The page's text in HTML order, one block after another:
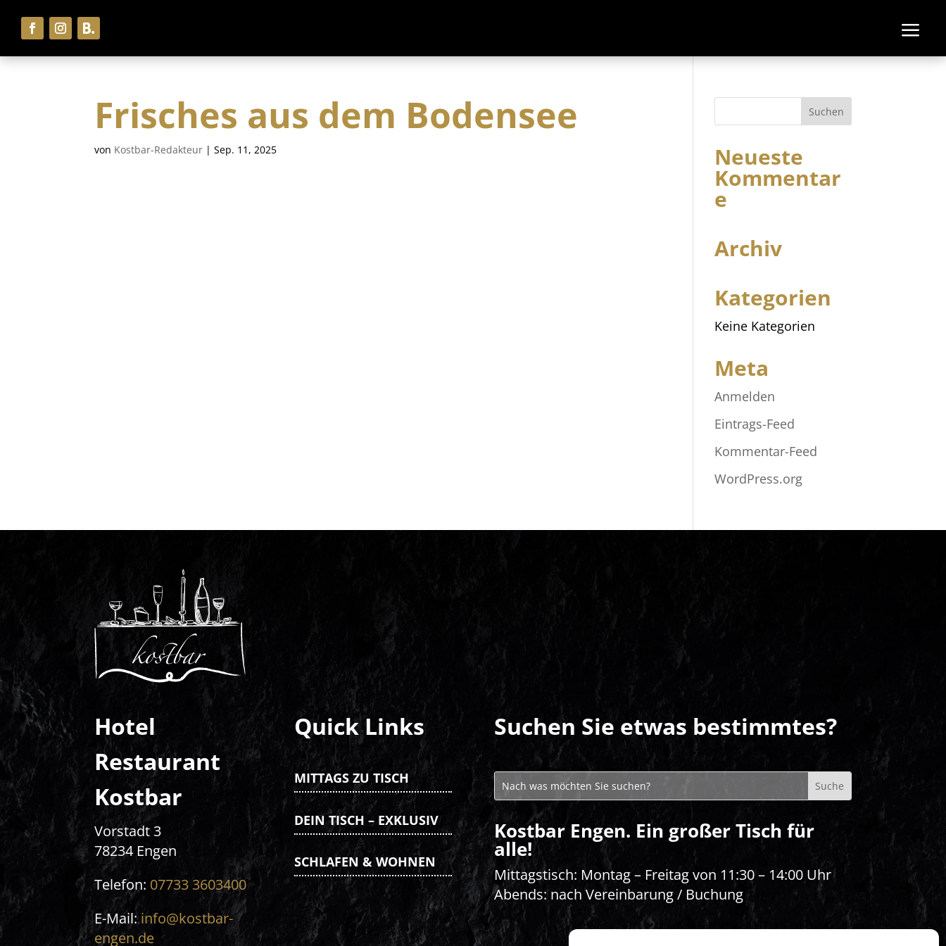
Frisches aus dem Bodensee
von Kostbar-Redakteur |Sep. 11, 2025 Neueste
Kommentar
e
Archiv
Kategorien
Keine Kategorien
Meta
Anmelden
Eintrags-Feed
Kommentar-Feed
WordPress.org
Hotel
Restaurant
Kostbar
Vorstadt 3
78234 Engen
Telefon: 07733 3603400
E-Mail:info@kostbar-
engen.de
Quick Links
MITTAGS ZU TISCH
DEIN TISCH – EXKLUSIV
SCHLAFEN & WOHNEN
Suchen Sie etwas bestimmtes?
Kostbar Engen. Ein großer Tisch für
alle!
Mittagstisch: Montag – Freitag von 11:30 – 14:00 Uhr
Abends: nach Vereinbarung / Buchung